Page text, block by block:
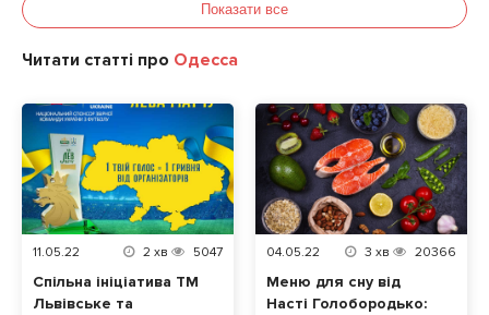
Показати все
Читати статті про Одесса
11.05.22 2 хв 5047
Спільна ініціатива ТМ
Львівське та
04.05.22 3 хв 20366
Меню для сну від
Насті Голобородько: